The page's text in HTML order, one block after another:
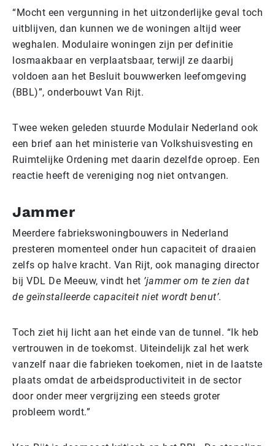
“Mocht een vergunning in het uitzonderlijke geval toch
uitblijven, dan kunnen we de woningen altijd weer
weghalen. Modulaire woningen zijn per definitie
losmaakbaar en verplaatsbaar, terwijl ze daarbij
voldoen aan het Besluit bouwwerken leefomgeving
(BBL)”, onderbouwt Van Rijt.
Twee weken geleden stuurde Modulair Nederland ook
een brief aan het ministerie van Volkshuisvesting en
Ruimtelijke Ordening met daarin dezelfde oproep. Een
reactie heeft de vereniging nog niet ontvangen.
Jammer
Meerdere fabriekswoningbouwers in Nederland
presteren momenteel onder hun capaciteit of draaien
zelfs op halve kracht. Van Rijt, ook managing director
bij VDL De Meeuw, vindt het ’jammer om te zien dat
de geïnstalleerde capaciteit niet wordt benut’.
Toch ziet hij licht aan het einde van de tunnel. “Ik heb
vertrouwen in de toekomst. Uiteindelijk zal het werk
vanzelf naar die fabrieken toekomen, niet in de laatste
plaats omdat de arbeidsproductiviteit in de sector
door onder meer vergrijzing een steeds groter
probleem wordt.”